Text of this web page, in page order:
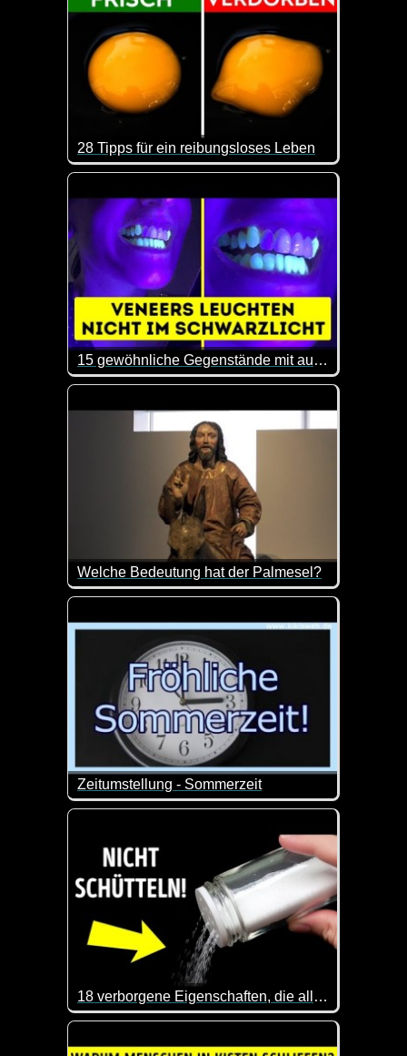
28 Tipps für ein reibungsloses Leben
Das sind doch mal wieder ein paar interessante
15 gewöhnliche Gegenstände mit außergewöhnlichen Eigenschaften
Hier erhältst du mal wieder ein paar interessante
Welche Bedeutung hat der Palmesel?
Osterhasen, Osterlämmer, Hühner, die Ostereier
Heute kennen wir den Palmesel meist in
Zeitumstellung - Sommerzeit
Nur nochmal zur Erinnerung an die
18 verborgene Eigenschaften, die alltägliche Gegenstände fantastisch machen
Das ist mal wieder sehr interessant. Dass man